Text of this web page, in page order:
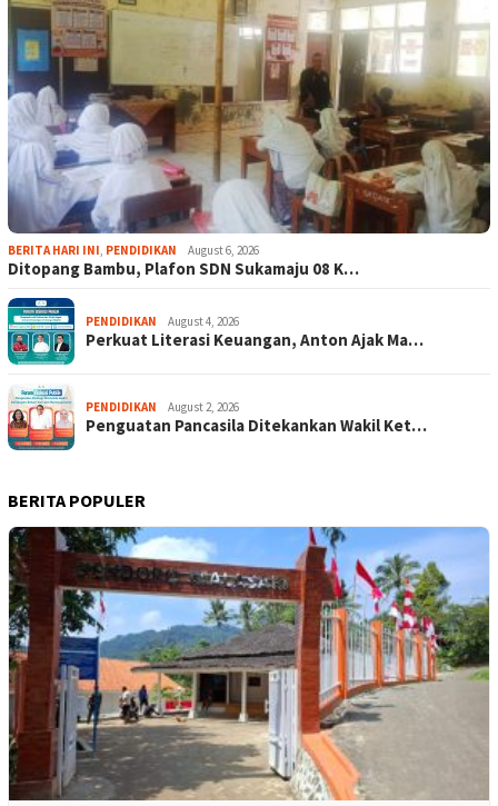
BERITA HARI INI, PENDIDIKAN August 6, 2026
Ditopang Bambu, Plafon SDN Sukamaju 08 K…
PENDIDIKAN August 4, 2026
Perkuat Literasi Keuangan, Anton Ajak Ma…
PENDIDIKAN August 2, 2026
Penguatan Pancasila Ditekankan Wakil Ket…
BERITA POPULER